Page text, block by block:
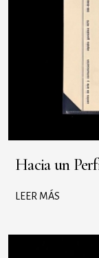
Hacia un
LEER MÁS